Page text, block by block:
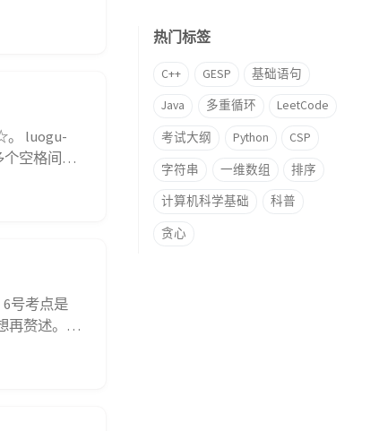
。 luogu-
个空格间
号考点是
再赘述。但
小写转
热门标签
C++ GESP 基础语句
Java 多重循环 LeetCode
考试大纲 Python CSP
字符串 一维数组 排序
计算机科学基础 科普
贪心